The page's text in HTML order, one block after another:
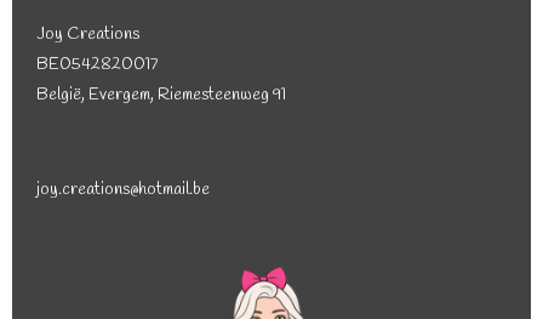
Joy Creations
BE0542820017
België, Evergem, Riemesteenweg 91
joy.creations@hotmail.be